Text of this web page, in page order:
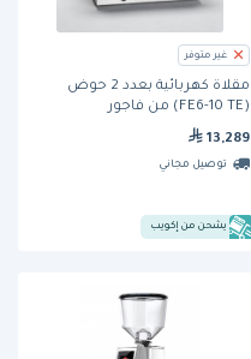
غير متوفر
مقلاة كهربائية بعدد 2 حوض
(FE6-10 TE) من فاجور
13,289
توصيل مجاني
يشحن من إكويب